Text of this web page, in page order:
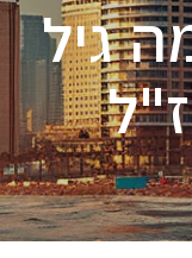
גיל